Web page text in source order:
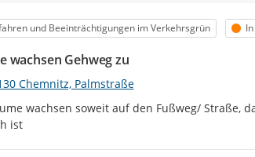
und Beeinträchtigungen im Verkehrsgrün
wachsen Gehweg zu
Chemnitz, Palmstraße
wachsen soweit auf den Fußweg/ Straße,
ist